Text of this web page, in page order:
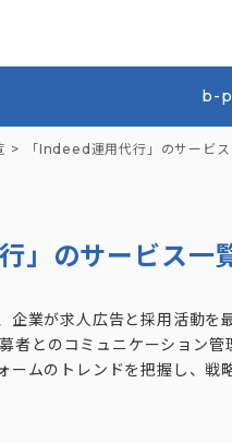
b-
「Indeed運用代行」のサービ
」のサービス一
業が求人広告と採用活動を
者とのコミュニケーション
ムのトレンドを把握し、戦